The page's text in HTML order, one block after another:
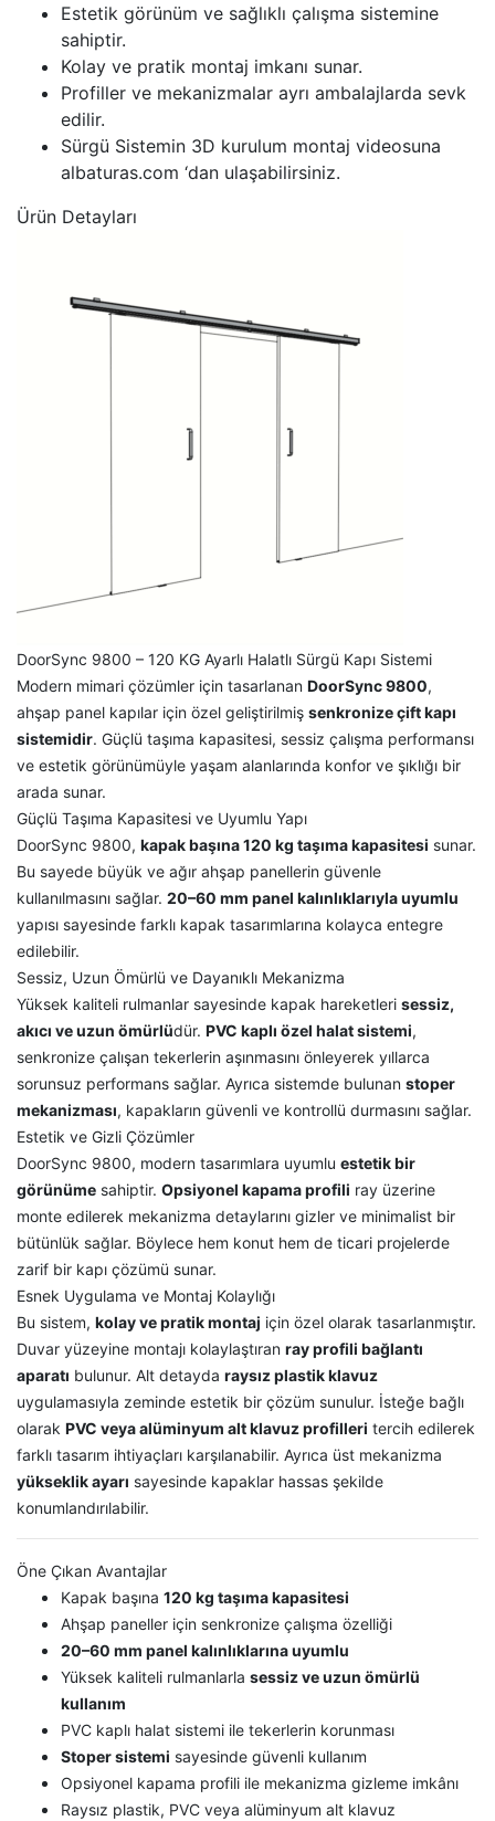
Estetik görünüm ve sağlıklı çalışma sistemine
sahiptir.
Kolay ve pratik montaj imkanı sunar.
Profiller ve mekanizmalar ayrı ambalajlarda sevk
edilir.
Sürgü Sistemin 3D kurulum montaj videosuna
albaturas.com ‘dan ulaşabilirsiniz.
Ürün Detayları
DoorSync 9800 – 120 KG Ayarlı Halatlı Sürgü Kapı Sistemi
Modern mimari çözümler için tasarlanan DoorSync 9800,
ahşap panel kapılar için özel geliştirilmiş senkronize çift kapı
sistemidir. Güçlü taşıma kapasitesi, sessiz çalışma performansı
ve estetik görünümüyle yaşam alanlarında konfor ve şıklığı bir
arada sunar.
Güçlü Taşıma Kapasitesi ve Uyumlu Yapı
DoorSync 9800, kapak başına 120 kg taşıma kapasitesi sunar.
Bu sayede büyük ve ağır ahşap panellerin güvenle
kullanılmasını sağlar. 20–60 mm panel kalınlıklarıyla uyumlu
yapısı sayesinde farklı kapak tasarımlarına kolayca entegre
edilebilir.
Sessiz, Uzun Ömürlü ve Dayanıklı Mekanizma
Yüksek kaliteli rulmanlar sayesinde kapak hareketleri sessiz,
akıcı ve uzun ömürlüdür. PVC kaplı özel halat sistemi,
senkronize çalışan tekerlerin aşınmasını önleyerek yıllarca
sorunsuz performans sağlar. Ayrıca sistemde bulunan stoper
mekanizması, kapakların güvenli ve kontrollü durmasını sağlar.
Estetik ve Gizli Çözümler
DoorSync 9800, modern tasarımlara uyumlu estetik bir
görünüme sahiptir. Opsiyonel kapama profili ray üzerine
monte edilerek mekanizma detaylarını gizler ve minimalist bir
bütünlük sağlar. Böylece hem konut hem de ticari projelerde
zarif bir kapı çözümü sunar.
Esnek Uygulama ve Montaj Kolaylığı
Bu sistem, kolay ve pratik montaj için özel olarak tasarlanmıştır.
Duvar yüzeyine montajı kolaylaştıran ray profili bağlantı
aparatı bulunur. Alt detayda raysız plastik klavuz
uygulamasıyla zeminde estetik bir çözüm sunulur. İsteğe bağlı
olarak PVC veya alüminyum alt klavuz profilleri tercih edilerek
farklı tasarım ihtiyaçları karşılanabilir. Ayrıca üst mekanizma
yükseklik ayarı sayesinde kapaklar hassas şekilde
konumlandırılabilir.
Öne Çıkan Avantajlar
Kapak başına 120 kg taşıma kapasitesi
Ahşap paneller için senkronize çalışma özelliği
20–60 mm panel kalınlıklarına uyumlu
Yüksek kaliteli rulmanlarla sessiz ve uzun ömürlü
kullanım
PVC kaplı halat sistemi ile tekerlerin korunması
Stoper sistemi sayesinde güvenli kullanım
Opsiyonel kapama profili ile mekanizma gizleme imkânı
Raysız plastik, PVC veya alüminyum alt klavuz